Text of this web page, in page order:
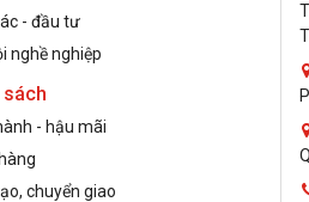
- đầu tư
nghề nghiệp
sách
- hậu mãi
chuyển giao